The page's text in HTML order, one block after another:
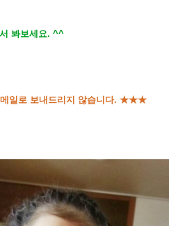
봐보세요. ^^
일로 보내드리지 않습니다. ★★★